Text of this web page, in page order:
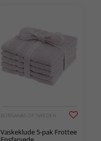
BORGANÄS OF SWEDEN
Vaskeklude 5-pak Frottee